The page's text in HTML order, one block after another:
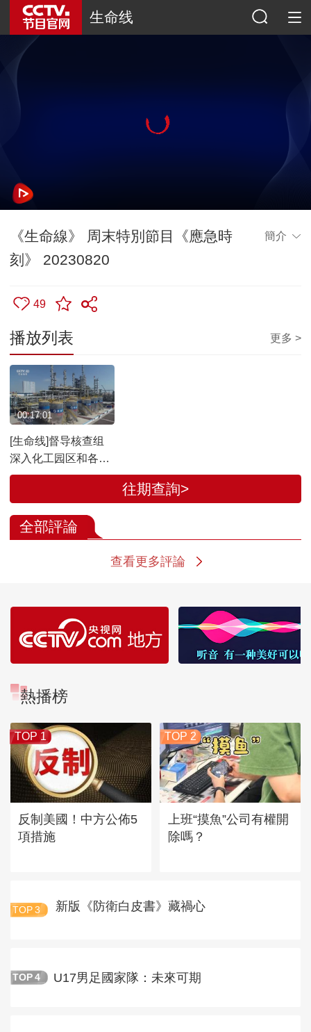
生命线
《生命線》 周末特別節目《應急時
刻》 20230820
簡介
49
播放列表 更多 >
[生命线]督导核查组
深入化工园区和各类
企业 开展危险化学品
00:17:01
往期查詢>
全部評論
查看更多評論
熱播榜
TOP 1
反制美國！中方公佈5
項措施
TOP 2
上班“摸魚”公司有權開
除嗎？
TOP 3 新版《防衛白皮書》藏禍心
TOP 4 U17男足國家隊：未來可期